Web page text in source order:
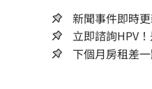
新聞事件即時
立即諮詢HPV
下個月房租差